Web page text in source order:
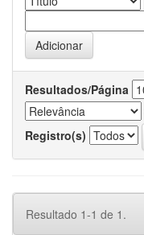
Resultados/Página
Registro(s)
Resultado 1-1 de 1.